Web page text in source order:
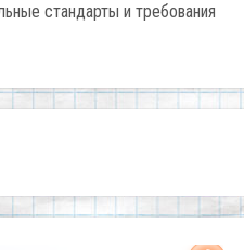
стандарты и требования